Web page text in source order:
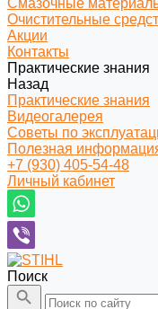
Смазочные
Очистительные
Акции
Контакты
Практические знания
Назад
Практические знания
Видеогалерея
Советы по
Полезная
+7 (930) 405-54-48
Личный кабинет
Поиск